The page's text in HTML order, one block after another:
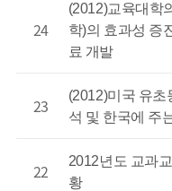
24
(2012)교육대학
학)의 효과성 증
료 개발
23
(2012)미국 유초
석 및 한국에 주
22
2012년도 교과
황